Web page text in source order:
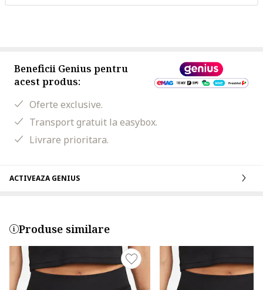
Beneficii Genius pentru
acest produs:
Oferte exclusive.
Transport gratuit la easybox.
Livrare prioritara.
ACTIVEAZA GENIUS
Produse similare